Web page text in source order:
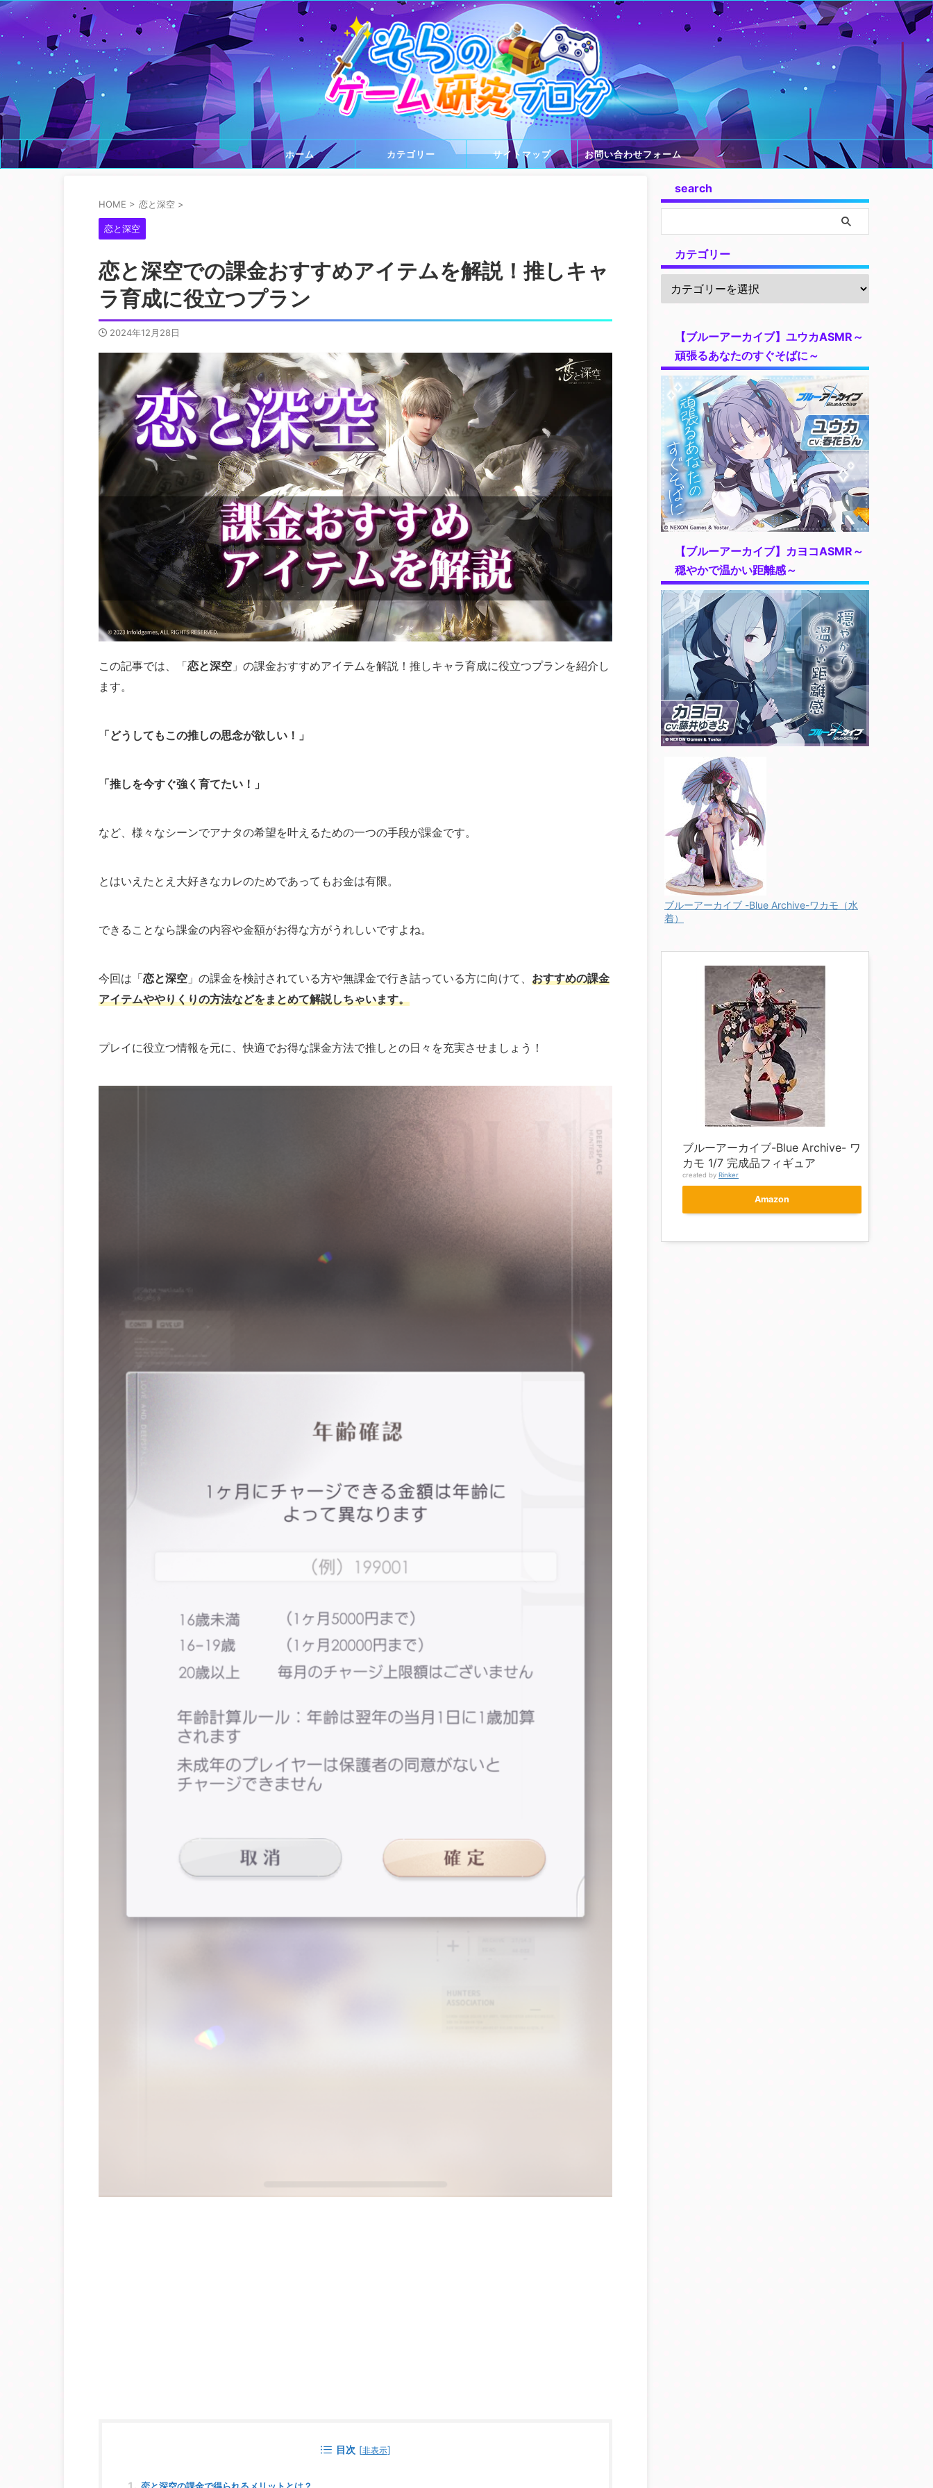
ホーム カテゴリー サイトマップ お問い合わせフォーム
HOME > 恋と深空 >
恋と深空
恋と深空での課金おすすめアイテムを解説！推しキャ
ラ育成に役立つプラン
2024年12月28日
この記事では、「恋と深空 」の課金おすすめアイテムを解説！推しキャラ育成に役立つプランを紹介し
ます。
「どうしてもこの推しの思念が欲しい！」
「推しを今すぐ強く育てたい！」
など、様々なシーンでアナタの希望を叶えるための一つの手段が課金です。
とはいえたとえ大好きなカレのためであってもお金は有限。
できることなら課金の内容や金額がお得な方がうれしいですよね。
今回は「恋と深空 」の課金を検討されている方や無課金で行き詰っている方に向けて、 おすすめの課金
アイテムややりくりの方法などをまとめて解説しちゃいます。
プレイに役立つ情報を元に、快適でお得な課金方法で推しとの日々を充実させましょう！
目次 [非表示]
search
カテゴリー
【ブルーアーカイブ】ユウカASMR～
頑張るあなたのすぐそばに～
【ブルーアーカイブ】カヨコASMR～
穏やかで温かい距離感～
ブルーアーカイブ -Blue Archive-ワカモ（水
着）
ブルーアーカイブ-Blue Archive- ワ
カモ 1/7 完成品フィギュア
created by Rinker
Amazon